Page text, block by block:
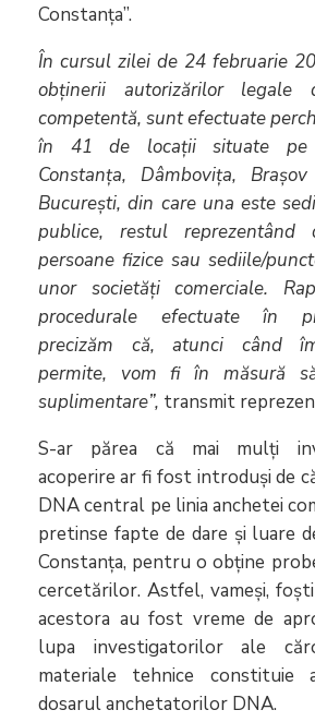
Constanța”.
În cursul zilei de 24 februarie
obținerii autorizărilor
competentă, sunt efectuate
în 41 de locații situate pe
Constanța, Dâmbovița,
București, din care una este
publice, restul reprezentând
persoane fizice sau sediile/
unor societăți comerciale.
procedurale efectuate în
precizăm că, atunci când
permite, vom fi în măsură
suplimentare”, transmit
S-ar părea că mai mulți
acoperire ar fi fost introduși de
DNA central pe linia anchetei
pretinse fapte de dare și luare
Constanța, pentru o obține
cercetărilor. Astfel, vameși,
acestora au fost vreme de
lupa investigatorilor ale
materiale tehnice constituie
dosarul anchetatorilor DNA.